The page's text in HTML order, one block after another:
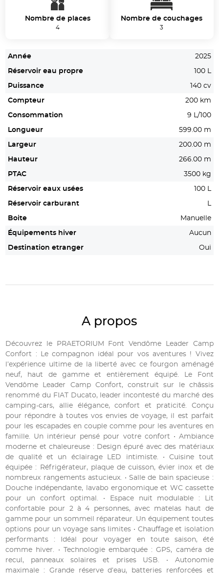
Nombre de places
4
Nombre de couchages
3
Année 2025
Réservoir eau propre 100 L
Puissance 140 cv
Compteur 200 km
Consommation 9 L/100
Longueur 599.00 m
Largeur 200.00 m
Hauteur 266.00 m
PTAC 3500 kg
Réservoir eaux usées 100 L
Réservoir carburant L
Boite Manuelle
Équipements hiver Aucun
Destination etranger Oui
A propos
Découvrez le PRAETORIUM Font Vendôme Leader Camp
Confort : Le compagnon idéal pour vos aventures ! Vivez
l’expérience ultime de la liberté avec ce fourgon aménagé
neuf, haut de gamme et entièrement équipé. Le Font
Vendôme Leader Camp Confort, construit sur le châssis
renommé du FIAT Ducato, leader incontesté du marché des
camping-cars, allie élégance, confort et praticité. Conçu
pour répondre à toutes vos envies de voyage, il est parfait
pour les escapades en couple comme pour les aventures en
famille. Un intérieur pensé pour votre confort • Ambiance
moderne et chaleureuse : Design épuré avec des matériaux
de qualité et un éclairage LED intimiste. • Cuisine tout
équipée : Réfrigérateur, plaque de cuisson, évier inox et de
nombreux rangements astucieux. • Salle de bain spacieuse :
Douche indépendante, lavabo ergonomique et WC cassette
pour un confort optimal. • Espace nuit modulable : Lit
confortable pour 2 à 4 personnes, avec matelas haut de
gamme pour un sommeil réparateur. Un équipement toutes
options pour un voyage sans limites • Chauffage et isolation
performants : Idéal pour voyager en toute saison, été
comme hiver. • Technologie embarquée : GPS, caméra de
recul, panneaux solaires et prises USB. • Autonomie
maximale : Grande réserve d’eau, batteries renforcées et